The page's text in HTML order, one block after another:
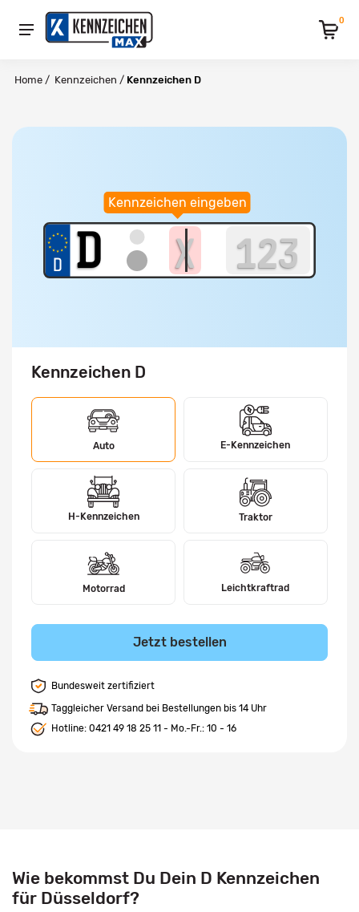
0
Home / Kennzeichen / Kennzeichen D
Kennzeichen eingeben
Kennzeichen D
Auto E-Kennzeichen
H-Kennzeichen Traktor
Motorrad Leichtkraftrad
Jetzt bestellen
Bundesweit zertifiziert
Taggleicher Versand bei Bestellungen bis 14 Uhr
Hotline: 0421 49 18 25 11 - Mo.-Fr.: 10 - 16
Wie bekommst Du Dein D Kennzeichen
für Düsseldorf?